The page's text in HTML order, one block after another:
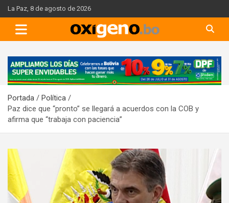
Skip
to
content
La Paz, 8 de agosto de 2026
A
d
e
r
t
s
e
m
e
Portada
Política
Paz dice que “pronto” se llegará a acuerdos con la COB y
afirma que “trabaja con paciencia”